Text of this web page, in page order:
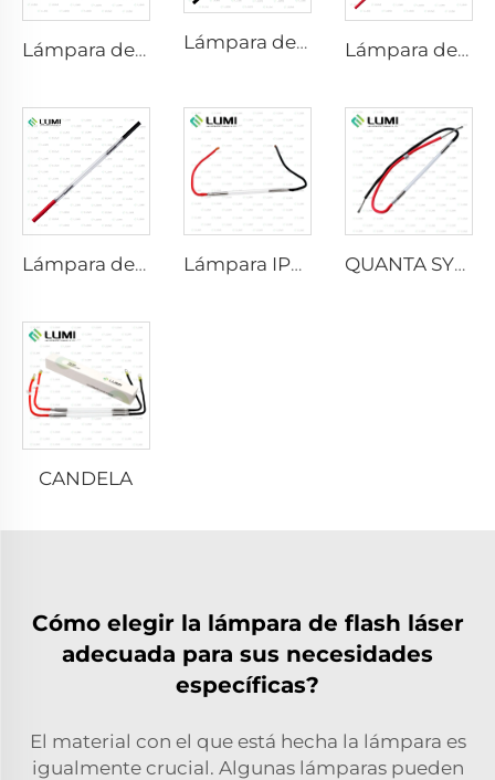
Lámpara de xenón IPL P1541 – 9×45×100 mm Lámpara de xenón láser L2741 – 7×100×167 mm Lámpara de xenón láser L2851-5×105×175 mm
Lámpara de xenón láser L2021-7×65×130 mm Lámpara IPL P2021-7×65×130 mm QUANTA SYSTEM
CANDELA
Cómo elegir la lámpara de flash láser
adecuada para sus necesidades
específicas?
El material con el que está hecha la lámpara es
igualmente crucial. Algunas lámparas pueden